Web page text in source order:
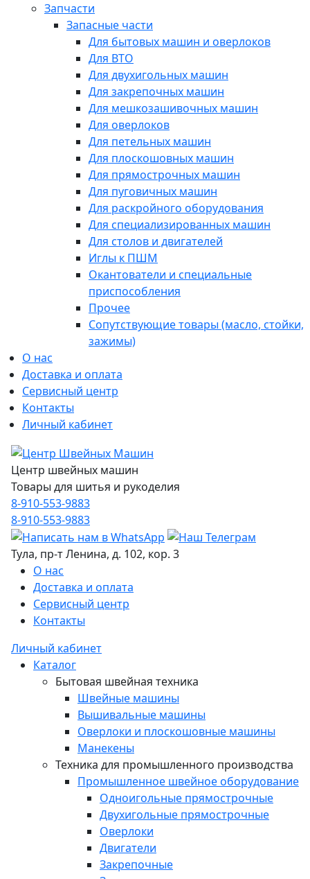
Запчасти
Запасные части
Для бытовых машин и оверлоков
Для ВТО
Для двухигольных машин
Для закрепочных машин
Для мешкозашивочных машин
Для оверлоков
Для петельных машин
Для плоскошовных машин
Для прямострочных машин
Для пуговичных машин
Для раскройного оборудования
Для специализированных машин
Для столов и двигателей
Иглы к ПШМ
Окантователи и специальные
приспособления
Прочее
Сопутствующие товары (масло, стойки,
зажимы)
О нас
Доставка и оплата
Сервисный центр
Контакты
Личный кабинет
Центр швейных машин
Товары для шитья и рукоделия
8-910-553-9883
8-910-553-9883
Тула, пр-т Ленина, д. 102, кор. 3
О нас
Доставка и оплата
Сервисный центр
Контакты
Личный кабинет
Каталог
Бытовая швейная техника
Швейные машины
Вышивальные машины
Оверлоки и плоскошовные машины
Манекены
Техника для промышленного производства
Промышленное швейное оборудование
Одноигольные прямострочные
Двухигольные прямострочные
Оверлоки
Двигатели
Закрепочные